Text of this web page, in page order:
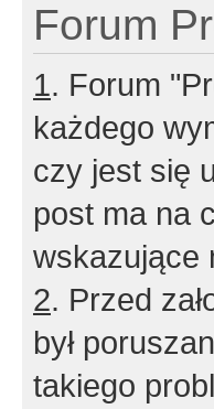
Forum
1. Forum
każdego
czy jest się
post ma na
wskazujące
2. Przed
był
takiego